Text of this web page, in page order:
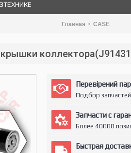
Главная CASE
Перевірений
Подбор
Запчасти с
Более 40000
Быстрая